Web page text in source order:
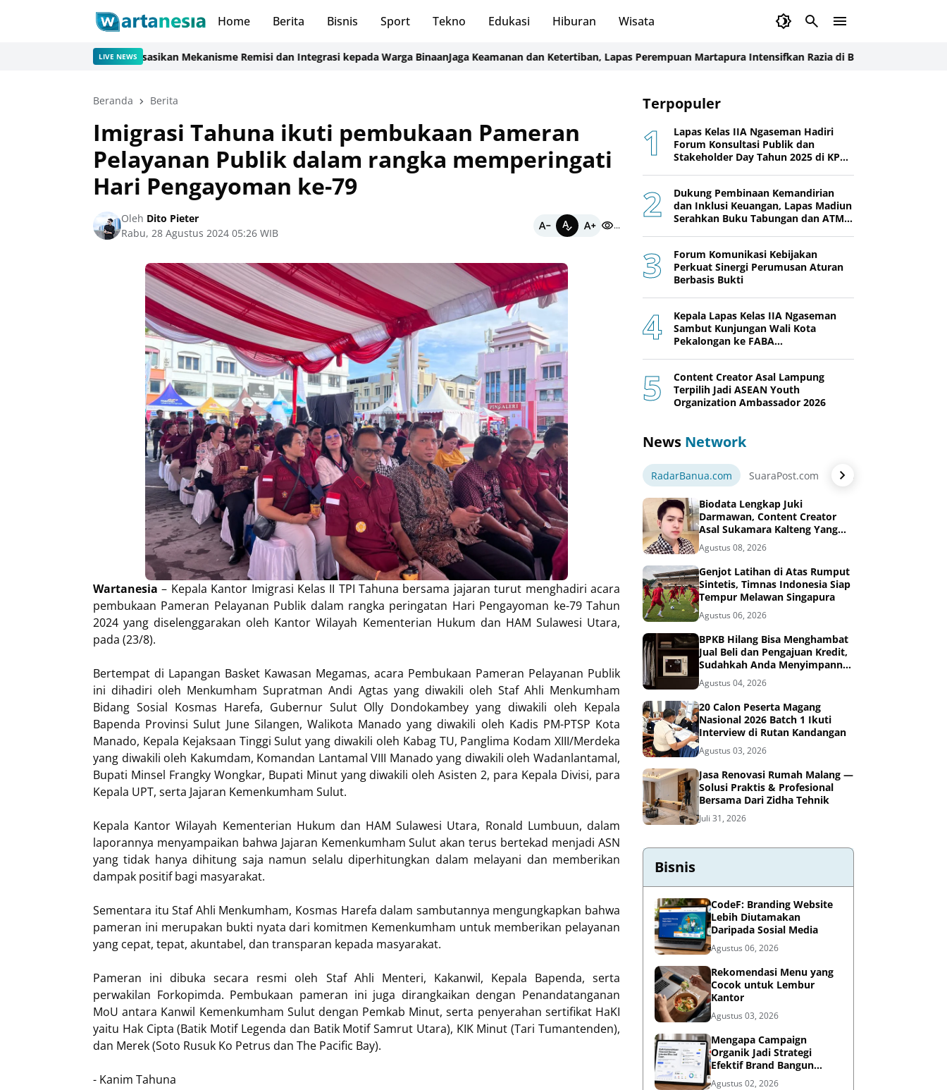
Home Berita Bisnis Sport Tekno Edukasi Hiburan Wisata
LIVE NEWS
Martapura Sosialisasikan Mekanisme Remisi dan Integrasi kepada Warga BinaanJaga Keamanan dan Ketertiban, Lapas Perempuan Martapura Intensifkan Razia di Blok Maximum Security
Beranda Berita
Imigrasi Tahuna ikuti pembukaan Pameran
Pelayanan Publik dalam rangka memperingati
Hari Pengayoman ke-79
Oleh Dito Pieter
Rabu, 28 Agustus 2024 05:26 WIB
...
Wartanesia– Kepala Kantor Imigrasi Kelas II TPI Tahuna bersama jajaran turut menghadiri acara
pembukaan Pameran Pelayanan Publik dalam rangka peringatan Hari Pengayoman ke-79 Tahun
2024 yang diselenggarakan oleh Kantor Wilayah Kementerian Hukum dan HAM Sulawesi Utara,
pada (23/8).
Bertempat di Lapangan Basket Kawasan Megamas, acara Pembukaan Pameran Pelayanan Publik
ini dihadiri oleh Menkumham Supratman Andi Agtas yang diwakili oleh Staf Ahli Menkumham
Bidang Sosial Kosmas Harefa, Gubernur Sulut Olly Dondokambey yang diwakili oleh Kepala
Bapenda Provinsi Sulut June Silangen, Walikota Manado yang diwakili oleh Kadis PM-PTSP Kota
Manado, Kepala Kejaksaan Tinggi Sulut yang diwakili oleh Kabag TU, Panglima Kodam XIII/Merdeka
yang diwakili oleh Kakumdam, Komandan Lantamal VIII Manado yang diwakili oleh Wadanlantamal,
Bupati Minsel Frangky Wongkar, Bupati Minut yang diwakili oleh Asisten 2, para Kepala Divisi, para
Kepala UPT, serta Jajaran Kemenkumham Sulut.
Kepala Kantor Wilayah Kementerian Hukum dan HAM Sulawesi Utara, Ronald Lumbuun, dalam
laporannya menyampaikan bahwa Jajaran Kemenkumham Sulut akan terus bertekad menjadi ASN
yang tidak hanya dihitung saja namun selalu diperhitungkan dalam melayani dan memberikan
dampak positif bagi masyarakat.
Sementara itu Staf Ahli Menkumham, Kosmas Harefa dalam sambutannya mengungkapkan bahwa
pameran ini merupakan bukti nyata dari komitmen Kemenkumham untuk memberikan pelayanan
yang cepat, tepat, akuntabel, dan transparan kepada masyarakat.
Pameran ini dibuka secara resmi oleh Staf Ahli Menteri, Kakanwil, Kepala Bapenda, serta
perwakilan Forkopimda. Pembukaan pameran ini juga dirangkaikan dengan Penandatanganan
MoU antara Kanwil Kemenkumham Sulut dengan Pemkab Minut, serta penyerahan sertifikat HaKI
yaitu Hak Cipta (Batik Motif Legenda dan Batik Motif Samrut Utara), KIK Minut (Tari Tumantenden),
dan Merek (Soto Rusuk Ko Petrus dan The Pacific Bay).
- Kanim Tahuna
Terpopuler
Lapas Kelas IIA Ngaseman Hadiri
Forum Konsultasi Publik dan
Stakeholder Day Tahun 2025 di KPPN
Dukung Pembinaan Kemandirian
dan Inklusi Keuangan, Lapas Madiun
Serahkan Buku Tabungan dan ATM
Forum Komunikasi Kebijakan
Perkuat Sinergi Perumusan Aturan
Berbasis Bukti
Kepala Lapas Kelas IIA Ngaseman
Sambut Kunjungan Wali Kota
Pekalongan ke FABA
Content Creator Asal Lampung
Terpilih Jadi ASEAN Youth
Organization Ambassador 2026
News Network
RadarBanua.com SuaraPost.com NarasiNews.com
Biodata Lengkap Juki
Darmawan, Content Creator
Asal Sukamara Kalteng Yang
Sukses Dari Konten Tiktok,
Instagram dan Facebook
Agustus 08, 2026
Genjot Latihan di Atas Rumput
Sintetis, Timnas Indonesia Siap
Tempur Melawan Singapura
Agustus 06, 2026
BPKB Hilang Bisa Menghambat
Jual Beli dan Pengajuan Kredit,
Sudahkah Anda Menyimpannya
di Brankas BPKB?
Agustus 04, 2026
20 Calon Peserta Magang
Nasional 2026 Batch 1 Ikuti
Interview di Rutan Kandangan
Agustus 03, 2026
Jasa Renovasi Rumah Malang —
Solusi Praktis & Profesional
Bersama Dari Zidha Tehnik
Juli 31, 2026
Bisnis
CodeF: Branding Website
Lebih Diutamakan
Daripada Sosial Media
Agustus 06, 2026
Rekomendasi Menu yang
Cocok untuk Lembur
Kantor
Agustus 03, 2026
Mengapa Campaign
Organik Jadi Strategi
Efektif Brand Bangun
Awareness di Media Sosial
Agustus 02, 2026